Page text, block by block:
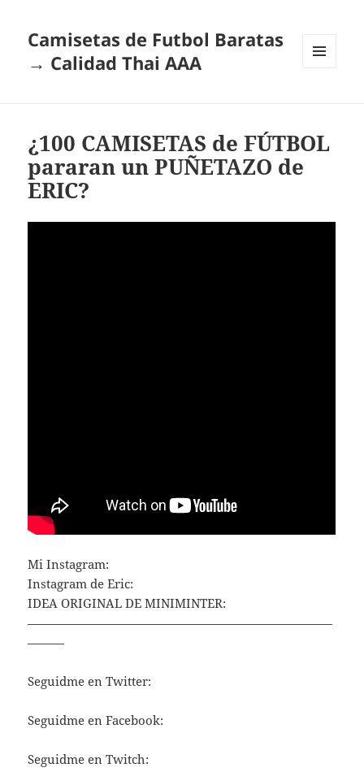
Camisetas de Futbol Baratas
→ Calidad Thai AAA
¿100 CAMISETAS de FÚTBOL
pararan un PUÑETAZO de
ERIC?
Mi Instagram:
Instagram de Eric:
IDEA ORIGINAL DE MINIMINTER:
—————————————————————————
———
Seguidme en Twitter:
Seguidme en Facebook:
Seguidme en Twitch: